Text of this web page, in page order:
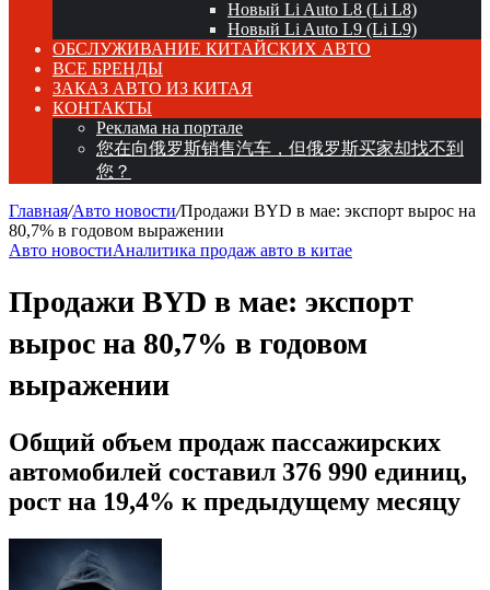
Новый Li Auto L8 (Li L8)
Новый Li Auto L9 (Li L9)
ОБСЛУЖИВАНИЕ КИТАЙСКИХ АВТО
ВСЕ БРЕНДЫ
ЗАКАЗ АВТО ИЗ КИТАЯ
КОНТАКТЫ
Реклама на портале
您在向俄罗斯销售汽车，但俄罗斯买家却找不到
您？
Главная/Авто новости/Продажи BYD в мае: экспорт вырос на
80,7% в годовом выражении
Авто новостиАналитика продаж авто в китае
Продажи BYD в мае: экспорт
вырос на 80,7% в годовом
выражении
Общий объем продаж пассажирских
автомобилей составил 376 990 единиц,
рост на 19,4% к предыдущему месяцу